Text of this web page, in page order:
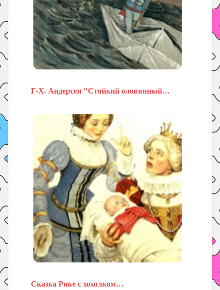
Г-Х. Андерсен "Стойкий оловянный…
Сказка Рике с хохолком…